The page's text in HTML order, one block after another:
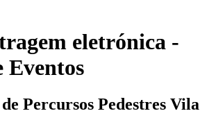
eletrónica -
Eventos
Percursos Pedestres Vila